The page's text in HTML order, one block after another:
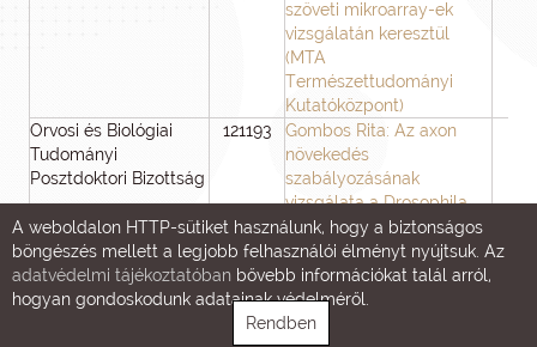
szöveti mikroarray-ek
vizsgálatán keresztül
(MTA
Természettudományi
Kutatóközpont)
Orvosi és Biológiai
Tudományi
Posztdoktori Bizottság
121193
Gombos Rita: Az axon
növekedés
szabályozásának
vizsgálata a Drosophila
központi
idegrendszerében. (MTA
Szegedi Biológiai
Kutatóközpont)
121195
Hangyáné Benkovics
A weboldalon HTTP-sütiket használunk, hogy a biztonságos
böngészés mellett a legjobb felhasználói élményt nyújtsuk. Az
adatvédelmi tájékoztatóban bővebb információkat talál arról,
hogyan gondoskodunk adatainak védelméről.
Rendben